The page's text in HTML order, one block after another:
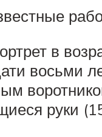
в
восьми
руки